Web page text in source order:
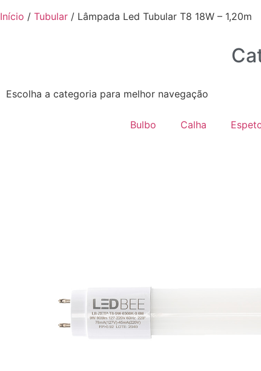
Início / Tubular / Lâmpada Led Tubular T8 18W – 1,20m
Escolha a categoria para melhor navegação
Bulbo Calha